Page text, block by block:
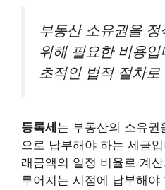
부동산 소유권을
위해 필요한 비용
초적인 법적 절차로
등록세 는 부동산의 소유권
으로 납부해야 하는 세금
래금액의 일정 비율로 계
루어지는 시점에 납부해